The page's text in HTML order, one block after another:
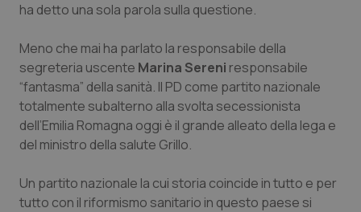
ha detto una sola parola sulla questione.
Meno che mai ha parlato la responsabile della
segreteria uscente Marina Sereni responsabile
“fantasma” della sanità. Il PD come partito nazionale
totalmente subalterno alla svolta secessionista
dell’Emilia Romagna oggi è il grande alleato della lega e
del ministro della salute Grillo.
Un partito nazionale la cui storia coincide in tutto e per
tutto con il riformismo sanitario in questo paese si